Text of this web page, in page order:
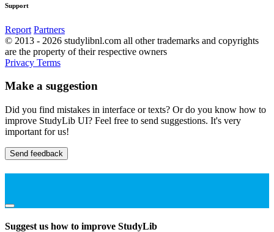
Support
Report Partners
© 2013 - 2026 studylibnl.com all other trademarks and copyrights
are the property of their respective owners
Privacy Terms
Make a suggestion
Did you find mistakes in interface or texts? Or do you know how to
improve StudyLib UI? Feel free to send suggestions. It's very
important for us!
Send feedback
Suggest us how to improve StudyLib